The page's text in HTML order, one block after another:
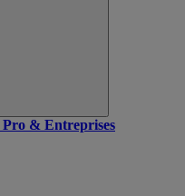
Pro & Entreprises